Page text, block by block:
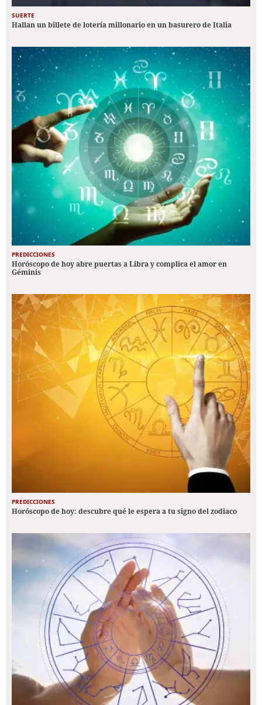
SUERTE
Hallan un billete de lotería millonario en un basurero de Italia
PREDICCIONES
Horóscopo de hoy abre puertas a Libra y complica el amor en
Géminis
PREDICCIONES
Horóscopo de hoy: descubre qué le espera a tu signo del zodiaco